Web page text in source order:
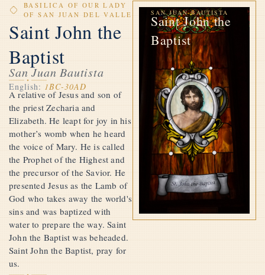
BASILICA OF OUR LADY
OF SAN JUAN DEL VALLE
Saint John the
Baptist
San Juan Bautista
English: 1BC-30AD
A relative of Jesus and son of
the priest Zecharia and
Elizabeth. He leapt for joy in his
mother’s womb when he heard
the voice of Mary. He is called
the Prophet of the Highest and
the precursor of the Savior. He
presented Jesus as the Lamb of
God who takes away the world's
sins and was baptized with
water to prepare the way. Saint
John the Baptist was beheaded.
Saint John the Baptist, pray for
us.
SAN JUAN BAUTISTA
Saint John the
Baptist